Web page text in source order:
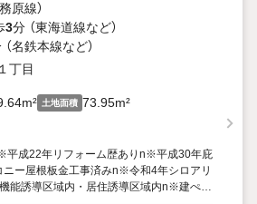
原線）
3分 （東海道線など）
（名鉄本線など）
丁目
土地面積 73.95m²
成22年リフォーム歴ありn※平成30年庇
ニー屋根板金工事済みn※令和4年シロアリ
能誘導区域内・居住誘導区域内n※建ぺい